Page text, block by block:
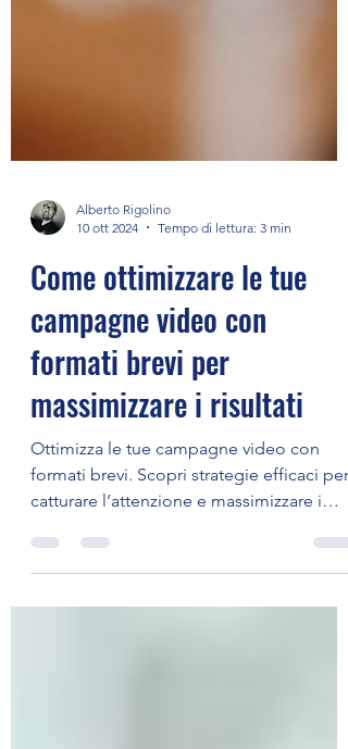
Alberto Rigolino
10 ott 2024
Tempo di lettura: 3 min
Come ottimizzare le tue
campagne video con
formati brevi per
massimizzare i risultati
Ottimizza le tue campagne video con
formati brevi. Scopri strategie efficaci per